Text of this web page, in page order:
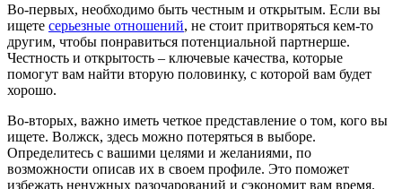
Во-первых, необходимо быть честным и открытым. Если вы
ищете серьезные отношений, не стоит притворяться кем-то
другим, чтобы понравиться потенциальной партнерше.
Честность и открытость – ключевые качества, которые
помогут вам найти вторую половинку, с которой вам будет
хорошо.
Во-вторых, важно иметь четкое представление о том, кого вы
ищете. Волжск, здесь можно потеряться в выборе.
Определитесь с вашими целями и желаниями, по
возможности описав их в своем профиле. Это поможет
избежать ненужных разочарований и сэкономит вам время.